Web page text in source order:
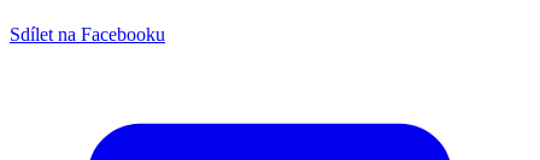
Sdílet na Facebooku